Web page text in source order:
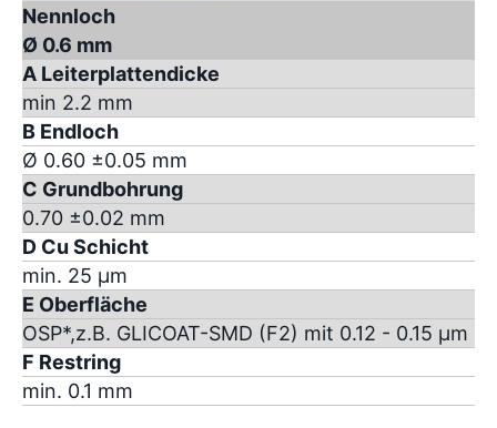
Nennloch
Ø 0.6 mm
A Leiterplattendicke
min 2.2 mm
B Endloch
Ø 0.60 ±0.05 mm
C Grundbohrung
0.70 ±0.02 mm
D Cu Schicht
min. 25 µm
E Oberfläche
OSP*,z.B. GLICOAT-SMD (F2) mit 0.12 - 0.15 µm
F Restring
min. 0.1 mm